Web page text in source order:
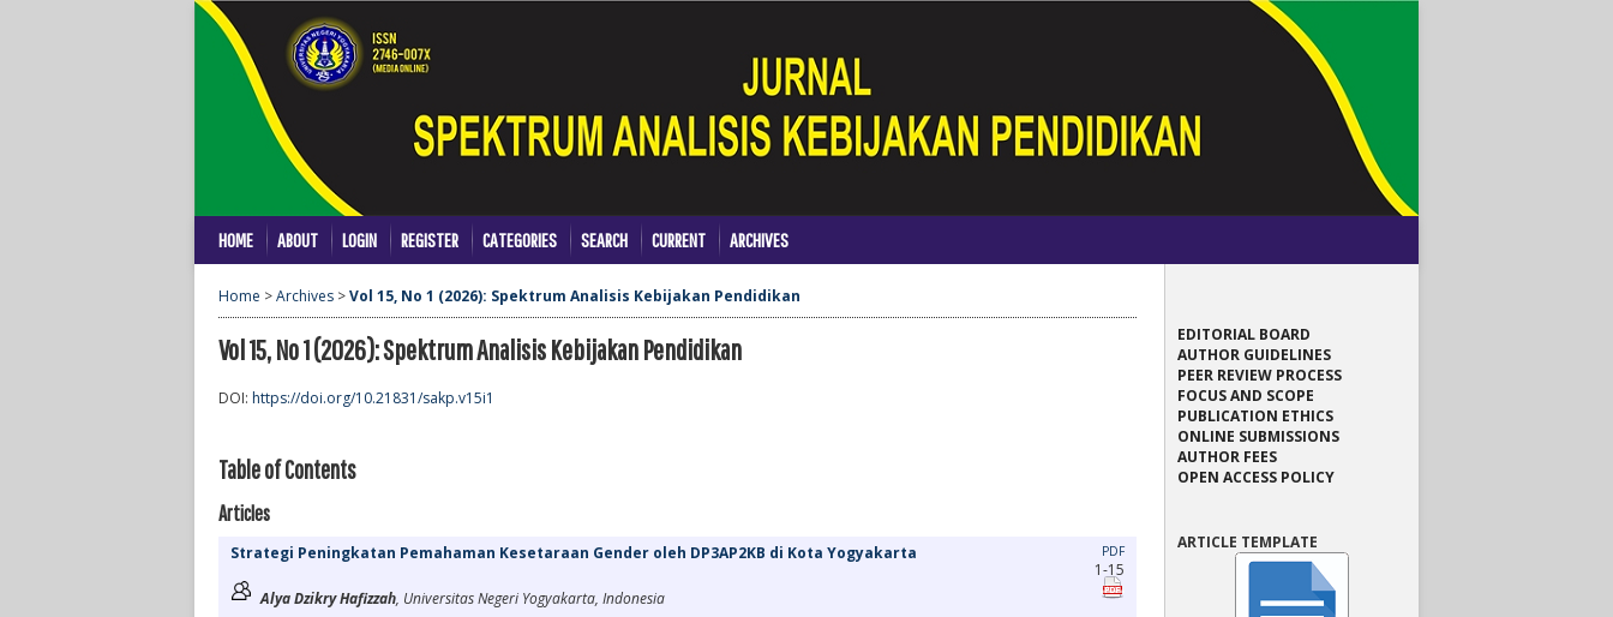
EDITORIAL BOARD
AUTHOR GUIDELINES
PEER REVIEW PROCESS
FOCUS AND SCOPE
PUBLICATION ETHICS
ONLINE SUBMISSIONS
AUTHOR FEES
OPEN ACCESS POLICY
ARTICLE TEMPLATE
HOME ABOUT LOGIN REGISTER CATEGORIES SEARCH CURRENT ARCHIVES
Home >Archives >Vol 15, No 1 (2026): Spektrum Analisis Kebijakan Pendidikan
Vol 15, No 1 (2026): Spektrum Analisis Kebijakan Pendidikan
DOI: https://doi.org/10.21831/sakp.v15i1
Table of Contents
Articles
Strategi Peningkatan Pemahaman Kesetaraan Gender oleh DP3AP2KB di Kota Yogyakarta
Alya Dzikry Hafizzah, Universitas Negeri Yogyakarta, Indonesia
PDF
1-15